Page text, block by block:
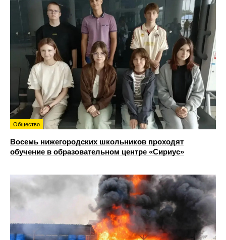
Общество
Восемь нижегородских школьников проходят
обучение в образовательном центре «Сириус»